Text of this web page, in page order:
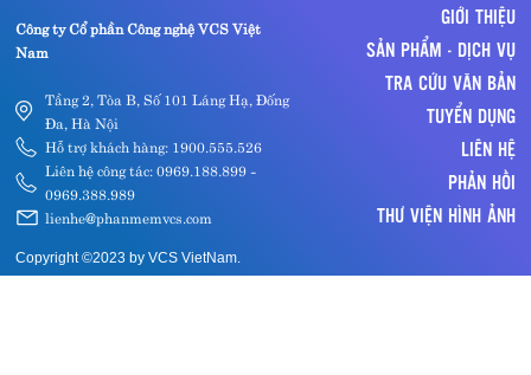
Công ty Cổ phần Công nghệ VCS Việt
Nam
Tầng 2, Tòa B, Số 101 Láng Hạ, Đống
Đa, Hà Nội
Hỗ trợ khách hàng: 1900.555.526
Liên hệ công tác: 0969.188.899 -
0969.388.989
lienhe@phanmemvcs.com
GIỚI THIỆU
SẢN PHẨM - DỊCH VỤ
TRA CỨU VĂN BẢN
TUYỂN DỤNG
LIÊN HỆ
PHẢN HỒI
THƯ VIỆN HÌNH ẢNH
Copyright ©2023 by VCS VietNam.